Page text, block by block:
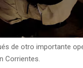
de otro importante
Corrientes.